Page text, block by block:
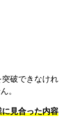
破できなけれ
。
見合った内容